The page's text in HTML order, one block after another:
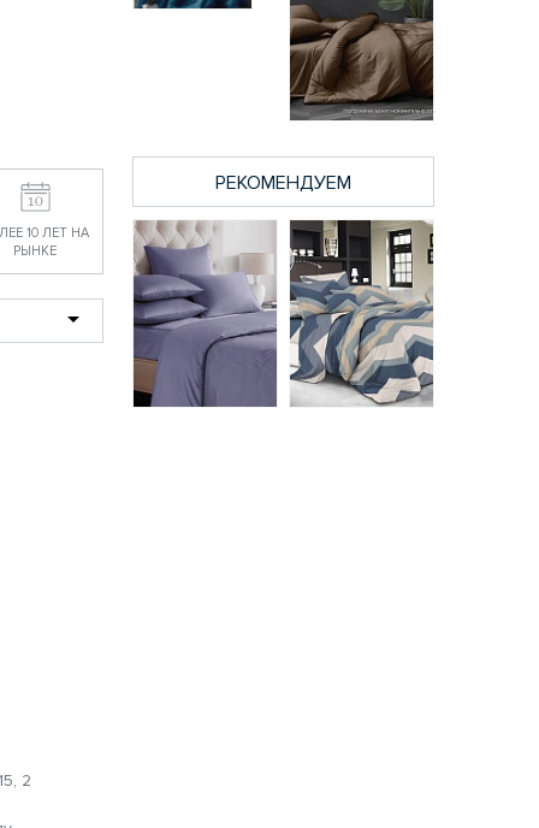
10 ЛЕТ НА
РЫНКЕ
2
Индиго
постельное белье
из поплина гл/кр
Бояртекс 2-х сп.
3116 руб.
Мокко постельное
белье из поплина
гл/кр Бояртекс 2-х
сп.
3116 руб.
РЕКОМЕНДУЕМ